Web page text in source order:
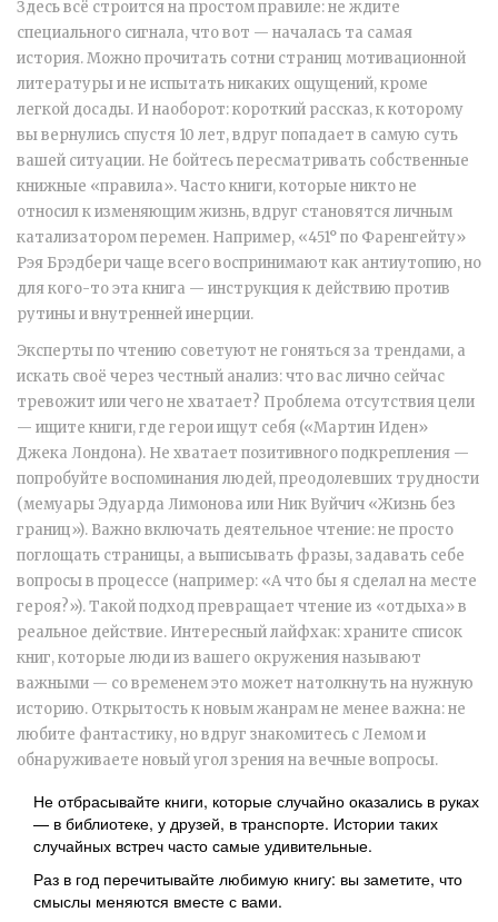
Здесь всё строится на простом правиле: не ждите
специального сигнала, что вот — началась та самая
история. Можно прочитать сотни страниц мотивационной
литературы и не испытать никаких ощущений, кроме
легкой досады. И наоборот: короткий рассказ, к которому
вы вернулись спустя 10 лет, вдруг попадает в самую суть
вашей ситуации. Не бойтесь пересматривать собственные
книжные «правила». Часто книги, которые никто не
относил к изменяющим жизнь, вдруг становятся личным
катализатором перемен. Например, «451° по Фаренгейту»
Рэя Брэдбери чаще всего воспринимают как антиутопию, но
для кого-то эта книга — инструкция к действию против
рутины и внутренней инерции.
Эксперты по чтению советуют не гоняться за трендами, а
искать своё через честный анализ: что вас лично сейчас
тревожит или чего не хватает? Проблема отсутствия цели
— ищите книги, где герои ищут себя («Мартин Иден»
Джека Лондона). Не хватает позитивного подкрепления —
попробуйте воспоминания людей, преодолевших трудности
(мемуары Эдуарда Лимонова или Ник Вуйчич «Жизнь без
границ»). Важно включать деятельное чтение: не просто
поглощать страницы, а выписывать фразы, задавать себе
вопросы в процессе (например: «А что бы я сделал на месте
героя?»). Такой подход превращает чтение из «отдыха» в
реальное действие. Интересный лайфхак: храните список
книг, которые люди из вашего окружения называют
важными — со временем это может натолкнуть на нужную
историю. Открытость к новым жанрам не менее важна: не
любите фантастику, но вдруг знакомитесь с Лемом и
обнаруживаете новый угол зрения на вечные вопросы.
Не отбрасывайте книги, которые случайно оказались в руках
— в библиотеке, у друзей, в транспорте. Истории таких
случайных встреч часто самые удивительные.
Раз в год перечитывайте любимую книгу: вы заметите, что
смыслы меняются вместе с вами.